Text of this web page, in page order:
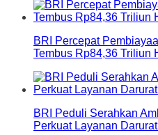
BRI Percepat
Tembus Rp84,36 Triliun
BRI Peduli Serahkan
Perkuat Layanan